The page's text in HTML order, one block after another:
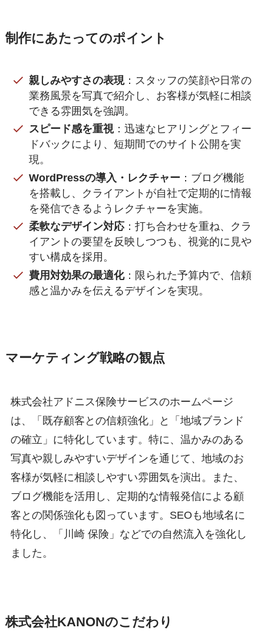
制作にあたってのポイント
親しみやすさの表現：スタッフの笑顔や日常の
業務風景を写真で紹介し、お客様が気軽に相談
できる雰囲気を強調。
スピード感を重視：迅速なヒアリングとフィー
ドバックにより、短期間でのサイト公開を実
現。
WordPressの導入・レクチャー ：ブログ機能
を搭載し、クライアントが自社で定期的に情報
を発信できるようレクチャーを実施。
柔軟なデザイン対応：打ち合わせを重ね、クラ
イアントの要望を反映しつつも、視覚的に見や
すい構成を採用。
費用対効果の最適化：限られた予算内で、信頼
感と温かみを伝えるデザインを実現。
マーケティング戦略の観点
株式会社アドニス保険サービスのホームページ
は、「既存顧客との信頼強化」と「地域ブランド
の確立」に特化しています。特に、温かみのある
写真や親しみやすいデザインを通じて、地域のお
客様が気軽に相談しやすい雰囲気を演出。また、
ブログ機能を活用し、定期的な情報発信による顧
客との関係強化も図っています。SEOも地域名に
特化し、「川崎 保険」などでの自然流入を強化し
ました。
株式会社KANONのこだわり